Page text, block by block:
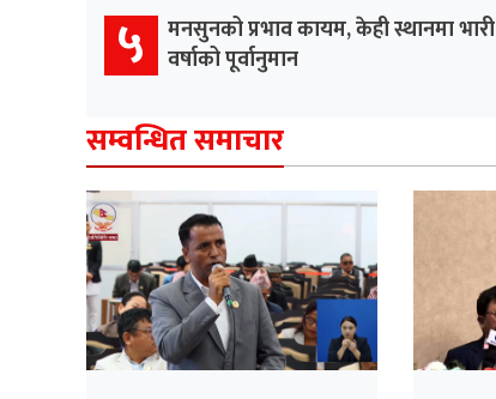
५
मनसुनको प्रभाव कायम, केही स्थानमा भारी
वर्षाको पूर्वानुमान
सम्वन्धित समाचार